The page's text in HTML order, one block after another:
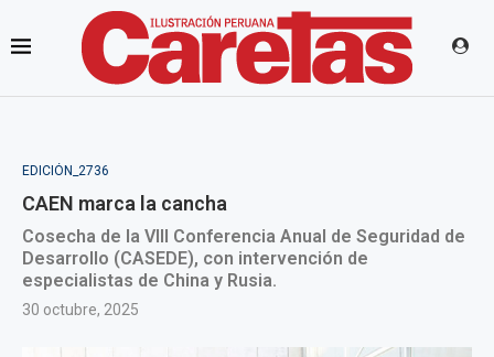
EDICIÓN_2736
CAEN marca la cancha
Cosecha de la VIII Conferencia Anual de Seguridad de
Desarrollo (CASEDE), con intervención de
especialistas de China y Rusia.
30 octubre, 2025